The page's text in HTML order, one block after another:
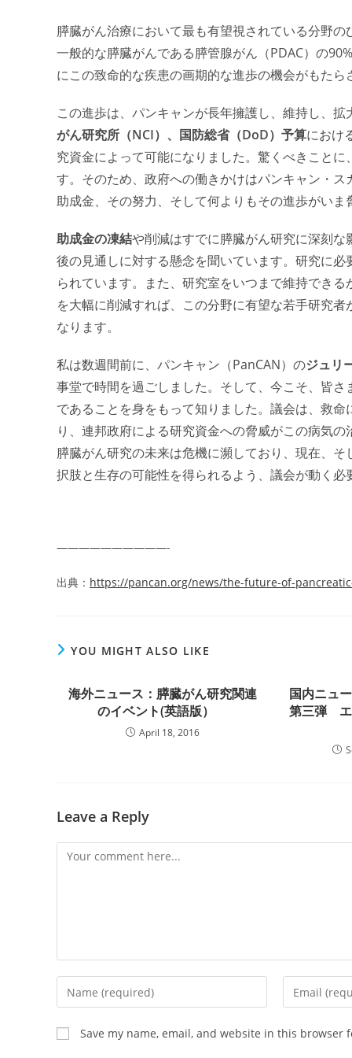
膵臓がん治療において最も有望視されている分野の
一般的な膵臓がんである膵管腺がん（PDAC）の
にこの致命的な疾患の画期的な進歩の機会がもた
この進歩は、パンキャンが長年擁護し、維持し、
がん研究所（NCI）、国防総省（DoD）予算におけ
究資金によって可能になりました。驚くべきことに
す。そのため、政府への働きかけはパンキャン・
助成金、その努力、そして何よりもその進歩がいま
助成金の凍結や削減はすでに膵臓がん研究に深刻
後の見通しに対する懸念を聞いています。研究に
られています。また、研究室をいつまで維持でき
を大幅に削減すれば、この分野に有望な若手研究
なります。
私は数週間前に、パンキャン（PanCAN）のジュリ
事堂で時間を過ごしました。そして、今こそ、皆
であることを身をもって知りました。議会は、救
り、連邦政府による研究資金への脅威がこの病気
膵臓がん研究の未来は危機に瀕しており、現在、
択肢と生存の可能性を得られるよう、議会が動く必
——————————-
出典： https://pancan.org/news/the-future-of-
YOU MIGHT ALSO LIKE
海外ニュース：膵臓がん研究関連
のイベント(英語版）
April 18, 2016
国内ニュ
第三弾 エ
Leave a Reply
Comment
Enter
your
name
or
Enter
your
Save my name, email, and website in this browser